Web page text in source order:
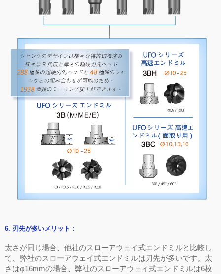
6. 刃先が多いメリット：
太さが同じ場合、他社のスローアウェイ式エンドミルと比較し
て、弊社のスローアウェイ式エンドミルは刃先が多いです。太
さはφ16mmの場合、弊社のスローアウェイ式エンドミルは6枚